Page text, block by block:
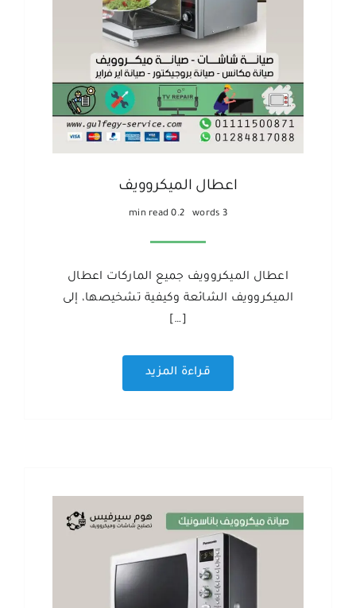
اعطال الميكروويف
3 words
0.2 min read
اعطال الميكروويف جميع الماركات اعطال
الميكروويف الشائعة وكيفية تشخيصها، إلى
[…]
قراءة المزيد